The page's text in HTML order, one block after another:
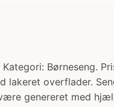
Børneseng.
lakeret overflader.
genereret med